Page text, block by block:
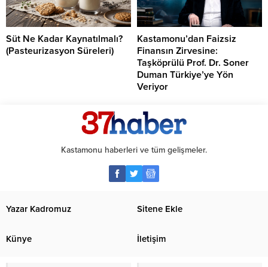
Süt Ne Kadar Kaynatılmalı?
(Pasteurizasyon Süreleri)
Kastamonu’dan Faizsiz
Finansın Zirvesine:
Taşköprülü Prof. Dr. Soner
Duman Türkiye’ye Yön
Veriyor
Kastamonu haberleri ve tüm gelişmeler.
Yazar Kadromuz Sitene Ekle
Künye İletişim